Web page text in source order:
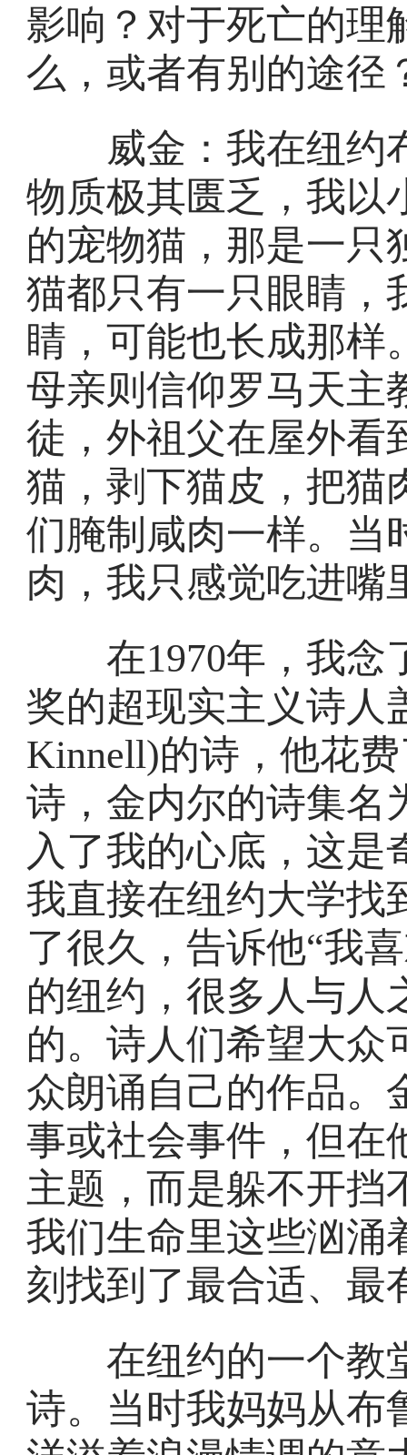
影响？对于死亡的理
么，或者有别的途径
威金：我在纽约
物质极其匮乏，我以
的宠物猫，那是一只
猫都只有一只眼睛，
睛，可能也长成那样
母亲则信仰罗马天主
徒，外祖父在屋外看
猫，剥下猫皮，把猫
们腌制咸肉一样。当
肉，我只感觉吃进嘴
在1970年，我念
奖的超现实主义诗人
Kinnell)的诗，他花
诗，金内尔的诗集名
入了我的心底，这是
我直接在纽约大学找
了很久，告诉他“我
的纽约，很多人与人
的。诗人们希望大众
众朗诵自己的作品。
事或社会事件，但在
主题，而是躲不开挡
我们生命里这些汹涌
刻找到了最合适、最
在纽约的一个教
诗。当时我妈妈从布